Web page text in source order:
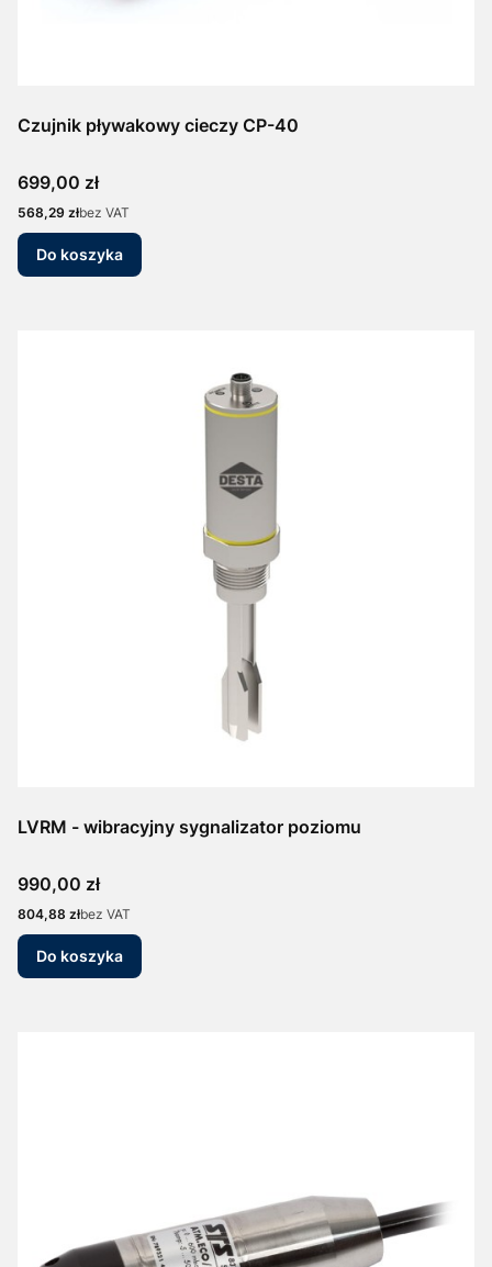
Czujnik pływakowy cieczy CP-40
Cena
699,00 zł
Cena
568,29 złbez VAT
Do koszyka
LVRM - wibracyjny sygnalizator poziomu
Cena
990,00 zł
Cena
804,88 złbez VAT
Do koszyka